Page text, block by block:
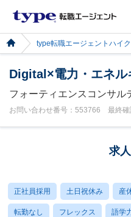
type転職エージェントハイ
Digital×電力・エネル
フォーティエンスコンサル
お問い合わせ番号：553766 最終確
求
正社員採用 土日祝休み 産
転勤なし フレックス 語学